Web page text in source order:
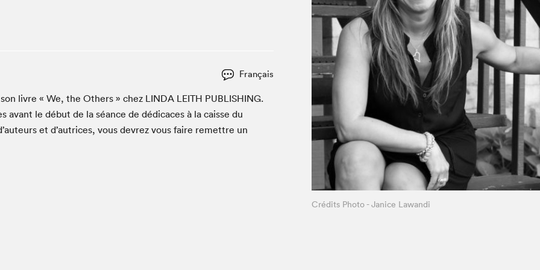
Le Salon dans ta classe
Liseur Public
Matinées scolaires Hydro-Québec
À propos du Salon
Liste des exposant·e·s
Liste des auteur·rice·s
Français
livre « We, the Oth­ers » chez LIN­DA LEI­TH PUB­LISH­ING.
avant le début de la séance de dédi­caces à la caisse du
et d’autrices, vous devrez vous faire remet­tre un
Crédits Photo - Janice Lawandi